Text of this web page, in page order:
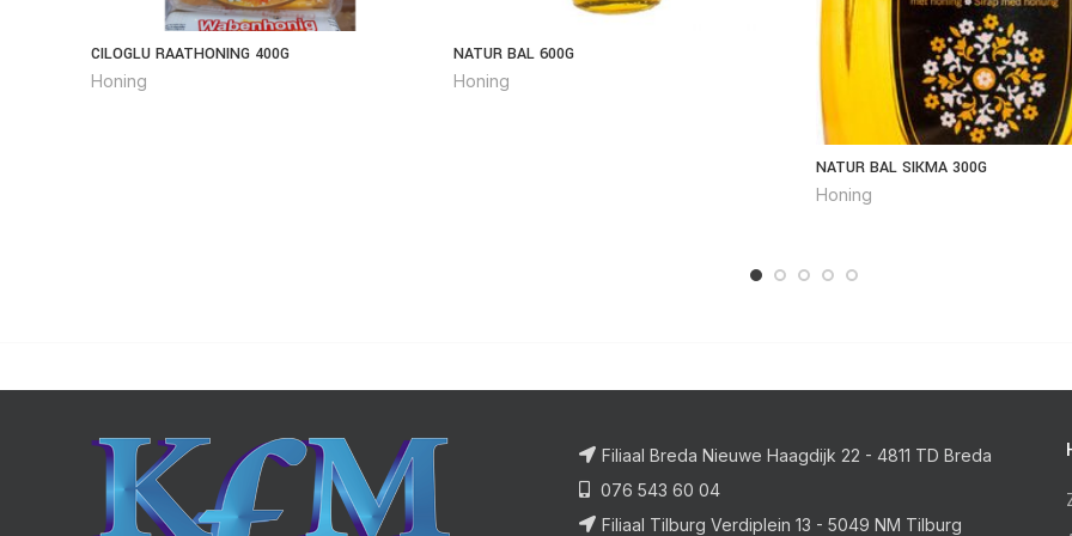
CILOGLU RAATHONING 400G
Honing
NATUR BAL 600G
Honing
NATUR BAL SIKMA 300G
Honing
Filiaal Breda Nieuwe Haagdijk 22 - 4811 TD Breda
076 543 60 04
Filiaal Tilburg Verdiplein 13 - 5049 NM Tilburg